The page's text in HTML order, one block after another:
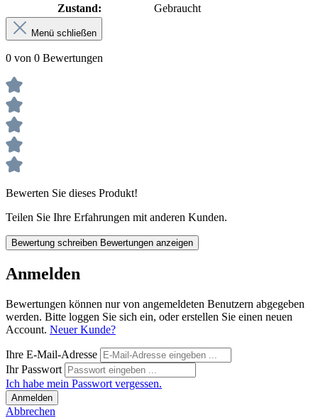
Zustand:
Gebraucht
Menü schließen
0 von 0 Bewertungen
Bewerten Sie dieses Produkt!
Teilen Sie Ihre Erfahrungen mit anderen Kunden.
Bewertung schreiben Bewertungen anzeigen
Anmelden
Bewertungen können nur von angemeldeten Benutzern abgegeben
werden. Bitte loggen Sie sich ein, oder erstellen Sie einen neuen
Account. Neuer Kunde?
Ihre E-Mail-Adresse
Ihr Passwort
Ich habe mein Passwort vergessen.
Anmelden
Abbrechen